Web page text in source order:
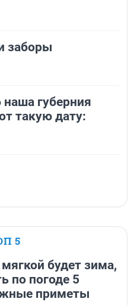
заборы
губерния
такую дату:
5
будет зима,
по погоде 5
приметы